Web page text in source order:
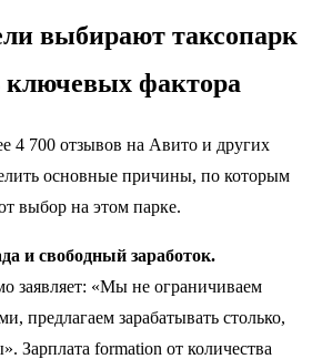
выбирают таксопарк
фактора
4 700 отзывов на Авито и других
основные причины, по которым
выбор на этом парке.
и свободный заработок.
заявляет: «Мы не ограничиваем
предлагаем зарабатывать столько,
Зарплата formation от количества